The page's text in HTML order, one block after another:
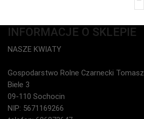
INFORMACJE O SKLEPIE
NASZE KWIATY
Gospodarstwo Rolne Czarnecki Tomasz
Biele 3
09-110 Sochocin
NIP: 5671169266